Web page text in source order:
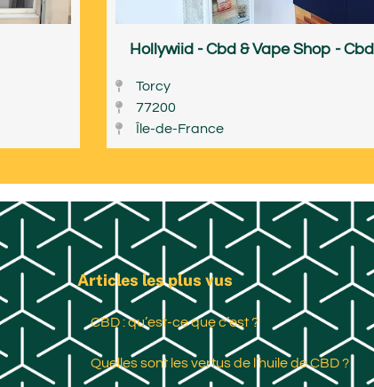
Hollywiid - Cbd & Vape Shop -
Torcy
77200
Île-de-France
Articles les plus vus
CBD : qu’est-ce que c’est ?
Quelles sont les vertus de l’huile de CBD ?